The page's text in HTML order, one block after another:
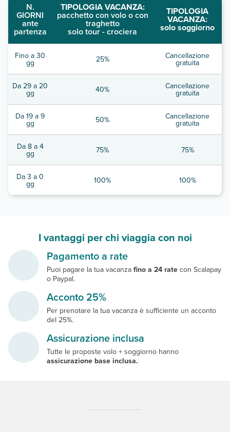
N.
GIORNI
ante
partenza
TIPOLOGIA VACANZA:
pacchetto con volo o con
traghetto
solo tour - crociera
TIPOLOGIA
VACANZA:
solo soggiorno
Fino a 30
gg 25% Cancellazione
gratuita
Da 29 a 20
gg 40% Cancellazione
gratuita
Da 19 a 9
gg 50% Cancellazione
gratuita
Da 8 a 4
gg 75% 75%
Da 3 a 0
gg 100% 100%
I vantaggi per chi viaggia con noi
Pagamento a rate
Puoi pagare la tua vacanza fino a 24 rate con Scalapay
o Paypal.
Acconto 25%
Per prenotare la tua vacanza è sufficiente un acconto
del 25%.
Assicurazione inclusa
Tutte le proposte volo + soggiorno hanno
assicurazione base inclusa.